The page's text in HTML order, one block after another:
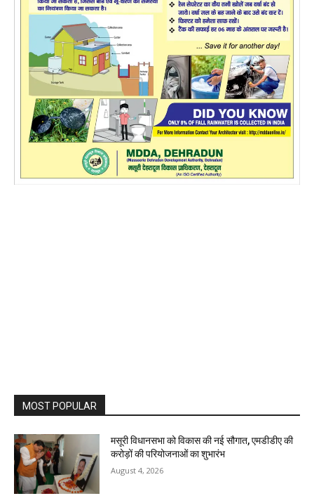
MOST POPULAR
मसूरी विधानसभा को विकास की नई सौगात, एमडीडीए की
करोड़ों की परियोजनाओं का शुभारंभ
August 4, 2026